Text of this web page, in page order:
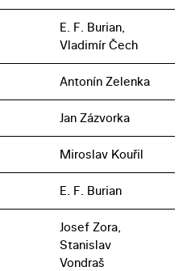
E. F. Burian,
Vladimír Čech
Antonín Zelenka
Jan Zázvorka
Miroslav Kouřil
E. F. Burian
Josef Zora,
Stanislav
Vondraš